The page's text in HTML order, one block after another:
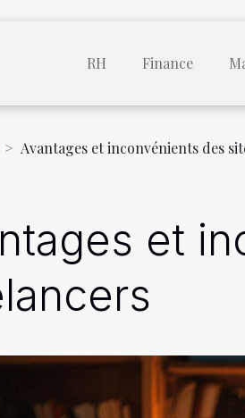
RH Finance
Avantages et inconvénients des
et